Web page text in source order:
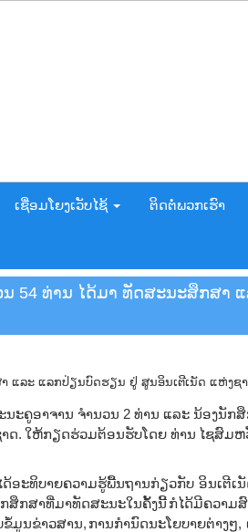
ເຊື່ອມໂຍງເວັບໄຊ້ ຕິດຕໍ່ພວກເຮົາ
54 ທ່ານ ໄດ້ມາ ທັດສະນະສຶກສາ
ນະຄູອາຈານ ຈຳນວນ 2 ທ່ານ ແລະ ນ້ອງນັກ
ດ. ໃຫ້ກຽດຮ່ວມຕ້ອນຮັບໂດຍ ທ່ານ ໄຊສົມຫ
ອະທິບາຍຄວາມຮູ້ພື້ນຖານກ່ຽວກັບ ອິນເຕີເ
ສຶກສາທີ່ມາທັດສະນະໃນຄັ້ງນີ້ ກໍໄດ້ມີຄວາມ
ມູນຂ່າວສານ, ການກຳນົດນະໂຍບາຍຕ່າງໆ,